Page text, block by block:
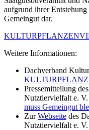
aufgrund ihrer
Gemeingut dar.
Weitere Informationen:
Dachverband
Pressemitteilung
Nutztiervielfalt e.
muss Gemeingut
ZurWebseite des
Nutztiervielfalt e. V.